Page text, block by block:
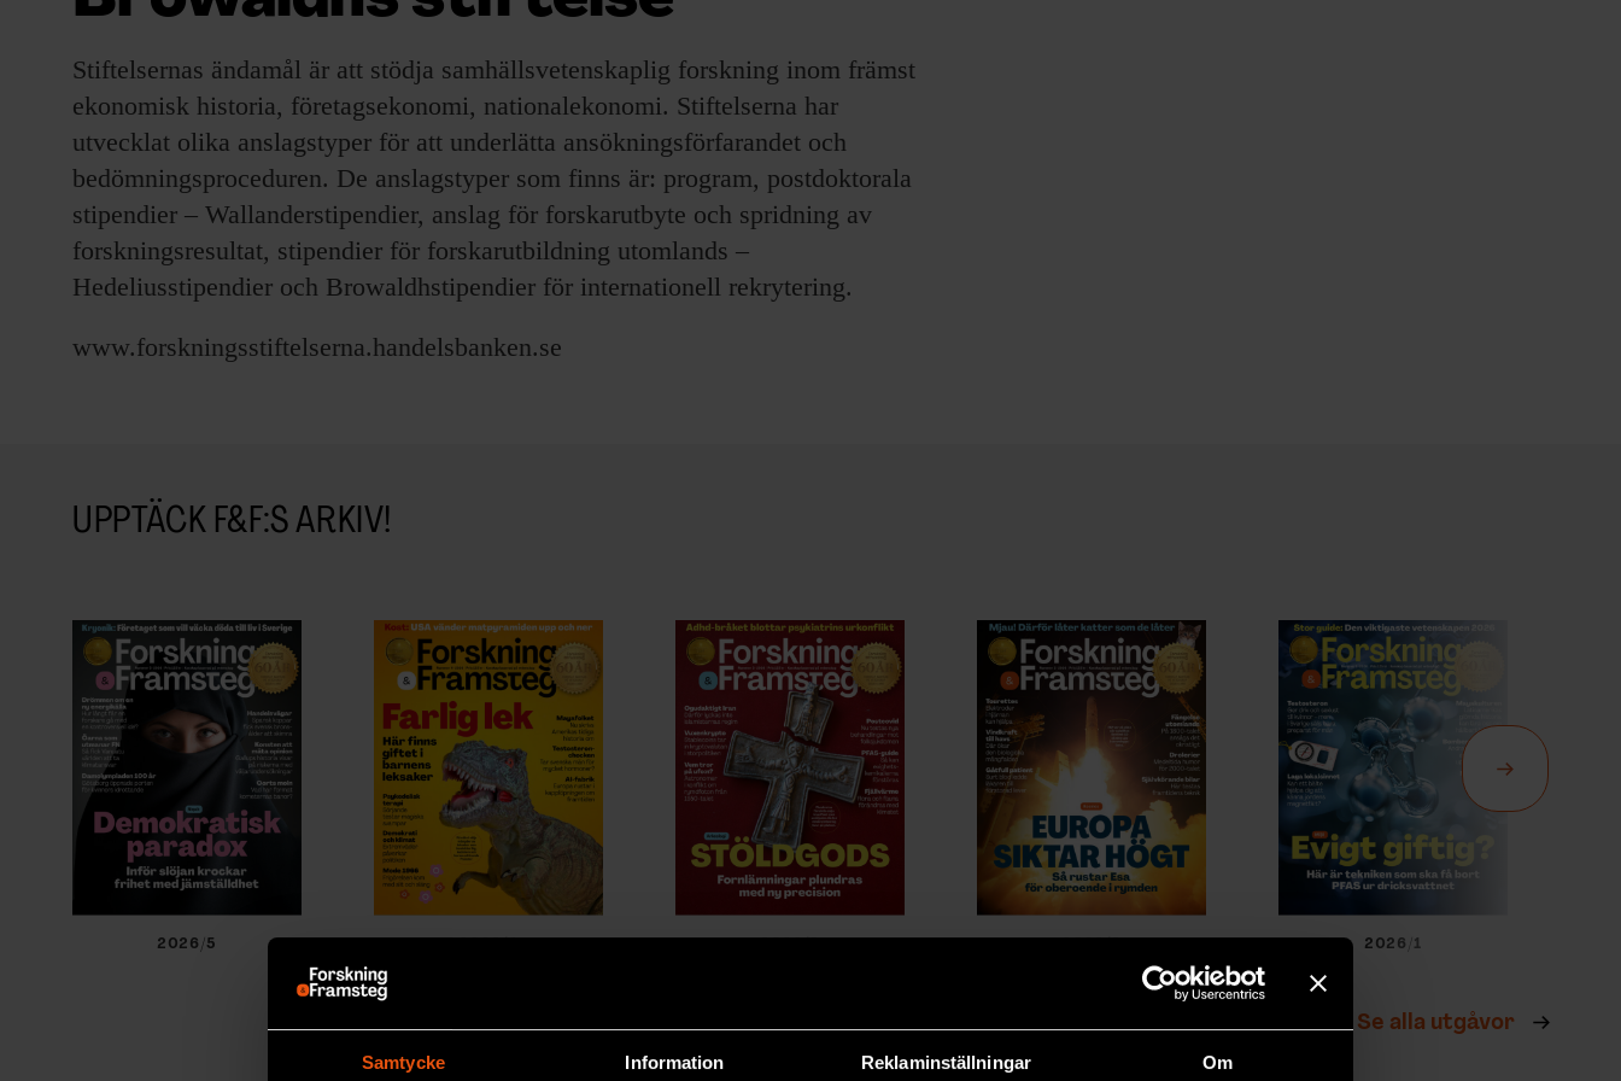
Samtycke Information Reklaminställningar Om
EVENEMANG & RESOR
SHOP
KONTAKTA F&F
SKRIV I F&F
PRENUMERERA PÅ F&F
ANNONSERA I F&F
Stiftelsernas ändamål är att stödja samhällsvetenskaplig forskning inom främst
ekonomisk historia, företagsekonomi, nationalekonomi. Stiftelserna har
utvecklat olika anslagstyper för att underlätta ansökningsförfarandet och
bedömningsproceduren. De anslagstyper som finns är: program, postdoktorala
stipendier – Wallanderstipendier, anslag för forskarutbyte och spridning av
forskningsresultat, stipendier för forskarutbildning utomlands –
Hedeliusstipendier och Browaldhstipendier för internationell rekrytering.
www.forskningsstiftelserna.handelsbanken.se
UPPTÄCK F&F:S ARKIV!
2026/5 2026/1
Se alla utgåvor